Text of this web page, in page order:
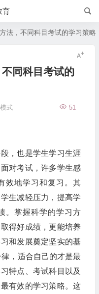
育
法，不同科目考试的学习策略
同科目考试的
51
式
，也是学生学习生涯
对考试，许多学生感
效地学习和复习。其
生减轻压力，提高学
。掌握科学的学习方
得好成绩，更能培养
和发展奠定坚实的基
，适合自己的才是最
特点、考试科目以及
有效的学习策略。这